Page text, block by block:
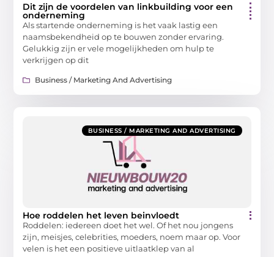
Dit zijn de voordelen van linkbuilding voor een
onderneming
Als startende onderneming is het vaak lastig een
naamsbekendheid op te bouwen zonder ervaring.
Gelukkig zijn er vele mogelijkheden om hulp te
verkrijgen op dit
Business / Marketing And Advertising
BUSINESS / MARKETING AND ADVERTISING
Hoe roddelen het leven beinvloedt
Roddelen: iedereen doet het wel. Of het nou jongens
zijn, meisjes, celebrities, moeders, noem maar op. Voor
velen is het een positieve uitlaatklep van al